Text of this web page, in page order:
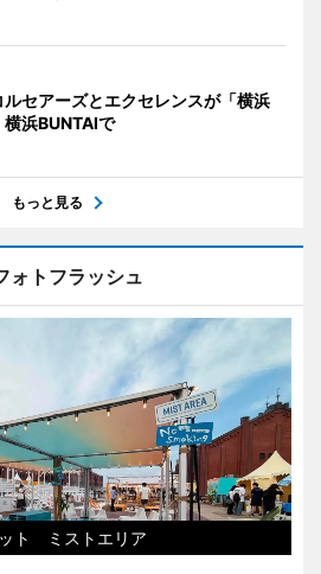
ルセアーズとエクセレンスが「横浜
浜BUNTAIで
もっと見る
ォトフラッシュ
ト ミストエリア